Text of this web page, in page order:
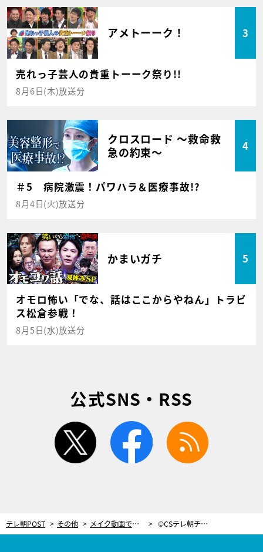
アメトーーク！ 3
売れっ子芸人の貴重トーーク祭り!!
8月6日(木)放送分
クロスロード ～救命救
急の約束～
4
＃5 病院激震！パワハラ＆医療事故!?
8月4日(火)放送分
かまいガチ 5
オモロ怖い「でな、話はここからやねん」トラビ
ス松倉参戦！
8月5日(水)放送分
公式SNS・RSS
twitter facebook
テレ朝POST その他 メイク動画で大注目のNMB48吉田朱里、総選挙について言及！「逃げたらダメ」 ©CSテレ朝チャンネル1